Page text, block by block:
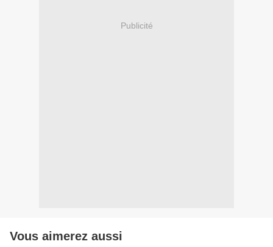
Publicité
Vous aimerez aussi